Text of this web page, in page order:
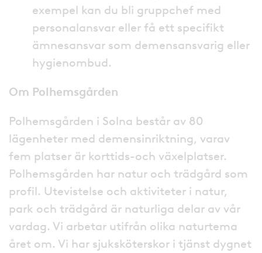
exempel kan du bli gruppchef med
personalansvar eller få ett specifikt
ämnesansvar som demensansvarig eller
hygienombud.
Om Polhemsgården
Polhemsgården i Solna består av 80
lägenheter med demensinriktning, varav
fem platser är korttids-och växelplatser.
Polhemsgården har natur och trädgård som
profil. Utevistelse och aktiviteter i natur,
park och trädgård är naturliga delar av vår
vardag. Vi arbetar utifrån olika naturtema
året om. Vi har sjuksköterskor i tjänst dygnet